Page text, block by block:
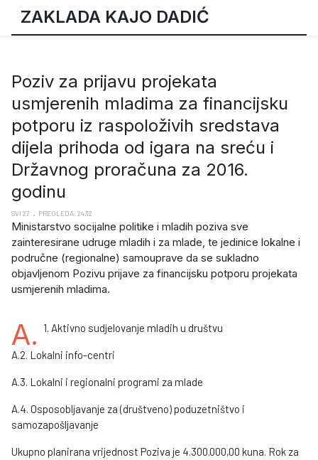
ZAKLADA KAJO DADIĆ
Poziv za prijavu projekata
usmjerenih mladima za financijsku
potporu iz raspoloživih sredstava
dijela prihoda od igara na sreću i
Državnog proračuna za 2016.
godinu
SVI 27 PREGLEDA: 2432
Ministarstvo socijalne politike i mladih poziva sve
zainteresirane udruge mladih i za mlade, te jedinice lokalne i
područne (regionalne) samouprave da se sukladno
objavljenom Pozivu prijave za financijsku potporu projekata
usmjerenih mladima.
A. 1. Aktivno sudjelovanje mladih u društvu
A.2. Lokalni info-centri
A.3. Lokalni i regionalni programi za mlade
A.4. Osposobljavanje za (društveno) poduzetništvo i
samozapošljavanje
Ukupno planirana vrijednost Poziva je 4.300.000,00 kuna. Rok za